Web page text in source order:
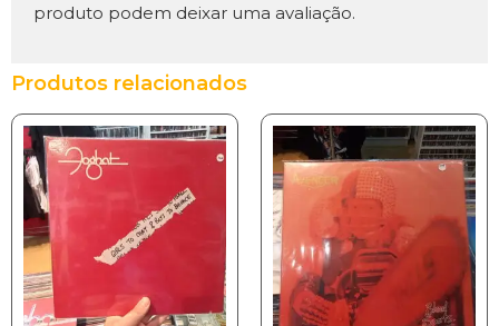
produto podem deixar uma avaliação.
Produtos relacionados